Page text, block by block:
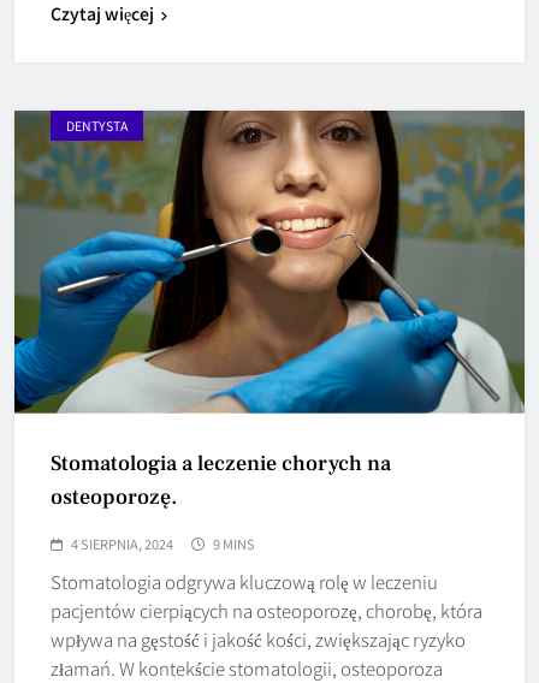
Czytaj więcej
DENTYSTA
Stomatologia a leczenie chorych na
osteoporozę.
4 SIERPNIA, 2024 9 MINS
Stomatologia odgrywa kluczową rolę w leczeniu
pacjentów cierpiących na osteoporozę, chorobę, która
wpływa na gęstość i jakość kości, zwiększając ryzyko
złamań. W kontekście stomatologii, osteoporoza